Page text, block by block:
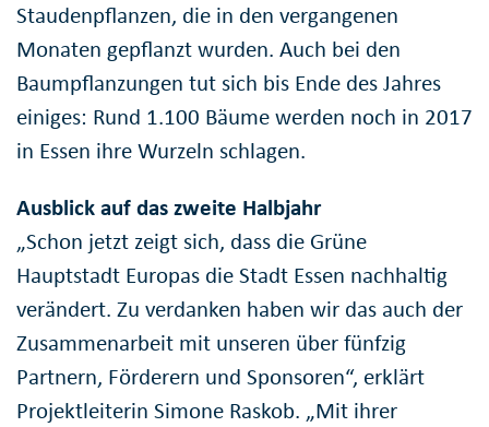
Staudenpflanzen, die in den vergangenen
Monaten gepflanzt wurden. Auch bei den
Baumpflanzungen tut sich bis Ende des Jahres
einiges: Rund 1.100 Bäume werden noch in 2017
in Essen ihre Wurzeln schlagen.
Ausblick auf das zweite Halbjahr
„Schon jetzt zeigt sich, dass die Grüne
Hauptstadt Europas die Stadt Essen nachhaltig
verändert. Zu verdanken haben wir das auch der
Zusammenarbeit mit unseren über fünfzig
Partnern, Förderern und Sponsoren“, erklärt
Projektleiterin Simone Raskob. „Mit ihrer